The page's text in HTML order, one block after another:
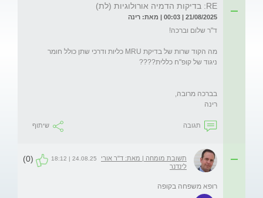
RE: בדיקות הדמיה אורולוגיות (לת)
21/08/2025 | 00:03 | מאת: רינה
מה הקוד שרות של בדיקת MRU כליות ודרכי שתן כולל חומר
רינה
תגובה שיתוף
תשובת מומחה | מאת: ד"ר אורי
לינדנר
24.08.25 | 18:12
(0)
רופא משפחה בקופה